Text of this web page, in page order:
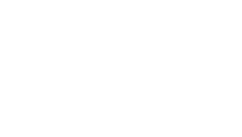
apresentam o processo